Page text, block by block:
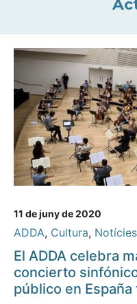
11 de juny de 2020
ADDA, Cultura, Notícies
El ADDA celebra
concierto
público en